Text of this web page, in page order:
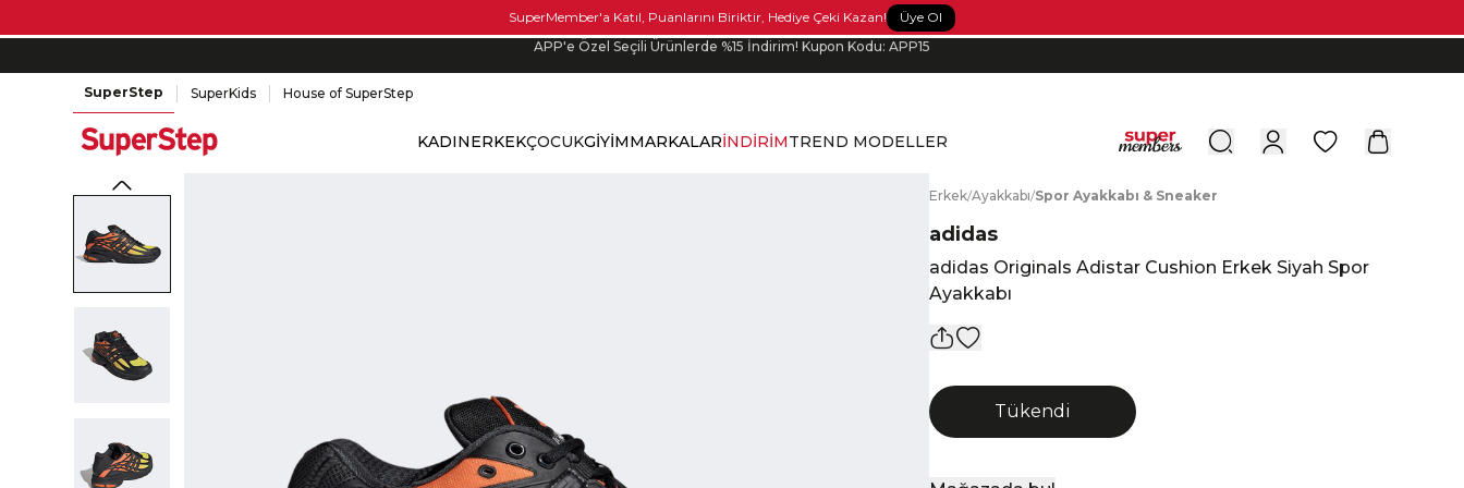
SuperMember'a Katıl, Puanlarını Biriktir, Hediye Çeki Kazan! Üye Ol
APP'e Özel Seçili Ürünlerde %15 İndirim! Kupon Kodu: APP15
Bonus kartlara özel vade farksız taksit seçenekleri!
SuperStep SuperKids House of SuperStep
KADINERKEKÇOCUKGİYİMMARKALARİNDİRİMTREND MODELLER 0
Erkek/Ayakkabı/Spor Ayakkabı & Sneaker
adidas
adidas Originals Adistar Cushion Erkek Siyah Spor
Ayakkabı
Tükendi